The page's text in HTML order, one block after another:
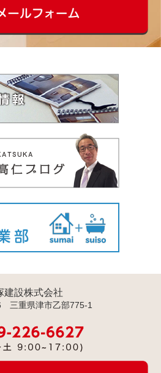
建設株式会社
三重県津市乙部775-1